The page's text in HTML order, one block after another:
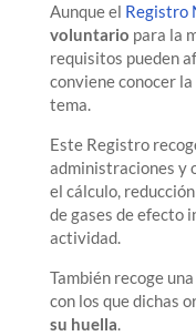
Aunque el Registro
voluntario para la
requisitos pueden
conviene conocer
tema.
Este Registro
administraciones y
el cálculo,
de gases de efecto
actividad.
También recoge una
con los que dichas
su huella.